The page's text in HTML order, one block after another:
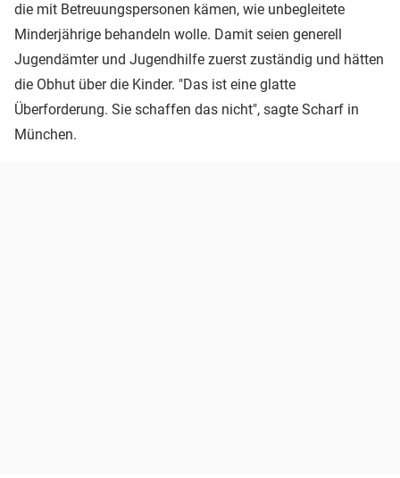
die mit Betreuungspersonen kämen, wie unbegleitete
Minderjährige behandeln wolle. Damit seien generell
Jugendämter und Jugendhilfe zuerst zuständig und hätten
die Obhut über die Kinder. "Das ist eine glatte
Überforderung. Sie schaffen das nicht", sagte Scharf in
München.